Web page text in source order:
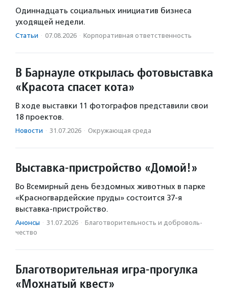
Одиннадцать социальных инициатив бизнеса
уходящей недели.
Статьи · 07.08.2026 · Корпоративная ответственность
В Барнауле открылась фотовыставка
«Красота спасет кота»
В ходе выставки 11 фотографов представили свои
18 проектов.
Новости · 31.07.2026 · Окружающая среда
Выставка-пристройство «Домой!»
Во Всемирный день бездомных животных в парке
«Красногвардейские пруды» состоится 37-я
выставка-пристройство.
Анонсы · 31.07.2026 · Благотвори­тель­ность и доброволь­
чест­во
Благотворительная игра-прогулка
«Мохнатый квест»